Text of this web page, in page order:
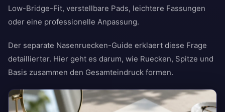
Low-Bridge-Fit, verstellbare Pads, leichtere Fassungen
oder eine professionelle Anpassung.
Der separate Nasenruecken-Guide erklaert diese Frage
detaillierter. Hier geht es darum, wie Ruecken, Spitze und
Basis zusammen den Gesamteindruck formen.